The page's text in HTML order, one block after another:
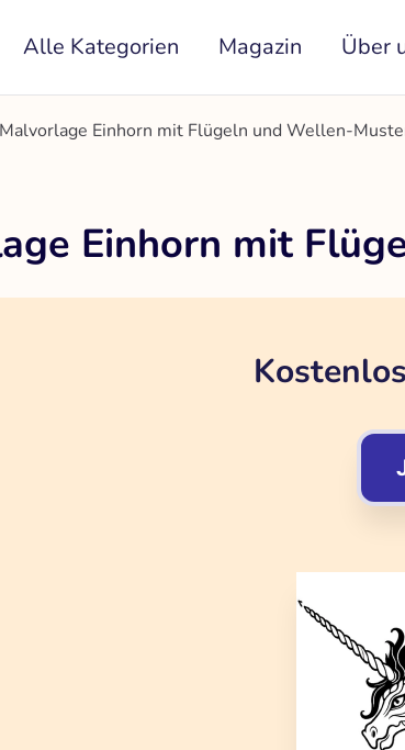
Alle Kategorien Magazin Über
Malvorlage Einhorn mit Flügeln und Wellen-
Einhorn mit